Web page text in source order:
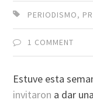
PERIODISMO,
1 COMMENT
Estuve esta
invitaron a dar